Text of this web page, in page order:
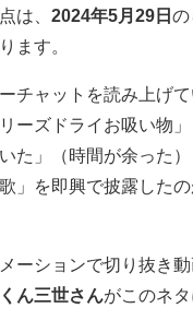
は、 2024年5月29日 の
ます。
チャットを読み上げて
ーズドライお吸い物
た」（時間が余った
」を即興で披露した
ーションで切り抜き
ん三世さんがこのネタ